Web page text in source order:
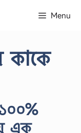
Menu
কাকে
এক